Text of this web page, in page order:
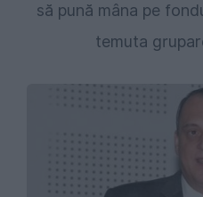
să pună mâna pe
temuta